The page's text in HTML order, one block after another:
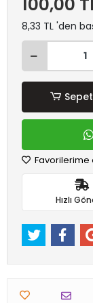
8,33 TL 'den
Favorilerime
Hızlı